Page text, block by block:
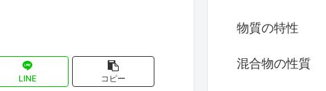
LINE
コピー
物質の特性
混合物の性質